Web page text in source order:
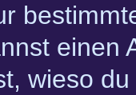
einen
wieso